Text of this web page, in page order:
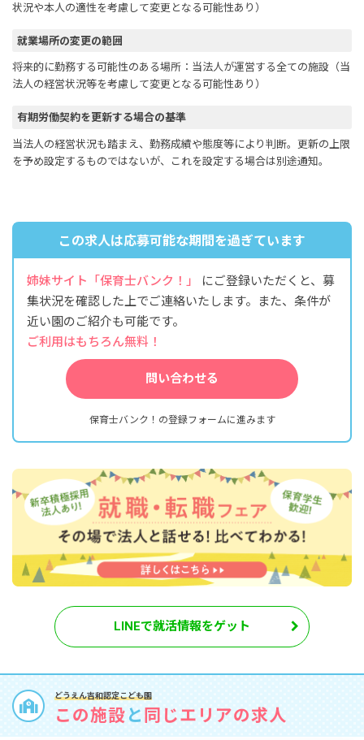
状況や本人の適性を考慮して変更となる可能性あり）
就業場所の変更の範囲
将来的に勤務する可能性のある場所：当法人が運営する全ての施設（当
法人の経営状況等を考慮して変更となる可能性あり）
有期労働契約を更新する場合の基準
当法人の経営状況も踏まえ、勤務成績や態度等により判断。更新の上限
を予め設定するものではないが、これを設定する場合は別途通知。
この求人は応募可能な期間を過ぎています
姉妹サイト「保育士バンク！」
にご登録いただくと、募
集状況を確認した上でご連絡いたします。また、条件が
近い園のご紹介も可能です。
ご利用はもちろん無料！
問い合わせる
保育士バンク！の登録フォームに進みます
LINEで就活情報をゲット
どうえん吉和認定こども園
この施設 と 同じエリアの求人